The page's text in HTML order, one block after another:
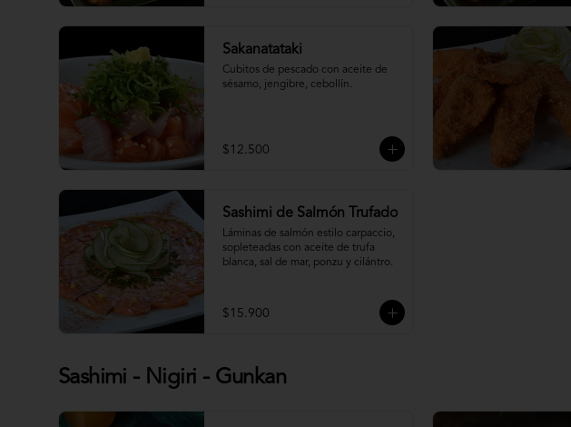
Sakanatataki
Cubitos de pescado con aceite de
sésamo, jengibre, cebollín.
$12.500
Sashimi de Salmón Trufado
Láminas de salmón estilo carpaccio,
sopleteadas con aceite de trufa
blanca, sal de mar, ponzu y cilántro.
$15.900
Sashimi - Nigiri - Gunkan